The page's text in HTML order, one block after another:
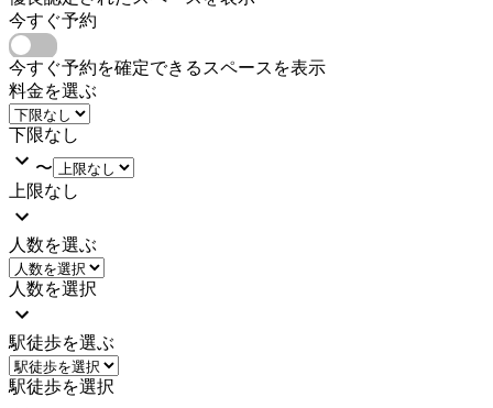
今すぐ予約
今すぐ予約を確定できるスペースを表示
料金を選ぶ
下限なし
〜
上限なし
人数を選ぶ
人数を選択
駅徒歩を選ぶ
駅徒歩を選択